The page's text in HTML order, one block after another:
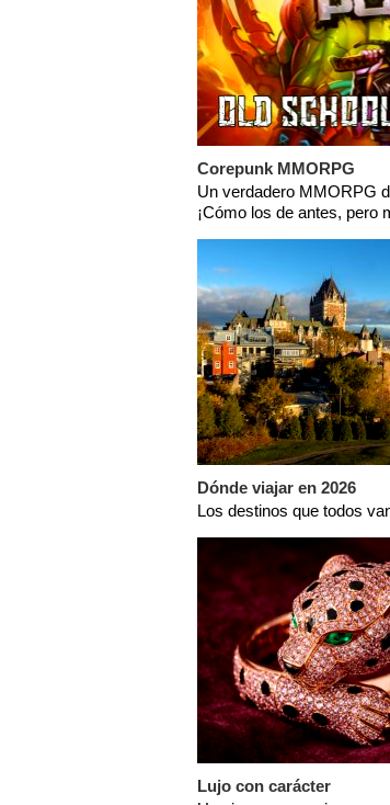
Corepunk MMORPG
Un verdadero MMORPG
¡Cómo los de antes, pero
Dónde viajar en 2026
Los destinos que todos
Lujo con carácter